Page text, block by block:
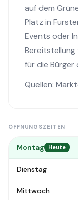
auf dem
Platz in
Events oder
Bereitstellung
für die Bürger
Quellen:
ÖFFNUNGSZEITEN
Montag Heute
Dienstag
Mittwoch